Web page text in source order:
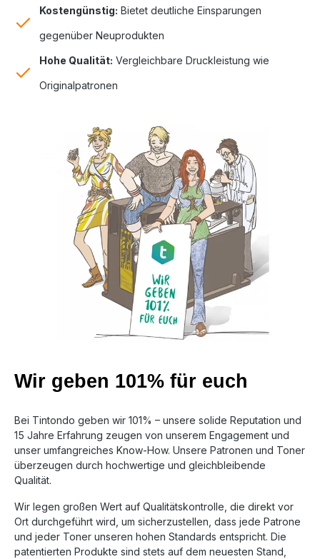
Kostengünstig: Bietet deutliche Einsparungen
gegenüber Neuprodukten
Hohe Qualität: Vergleichbare Druckleistung wie
Originalpatronen
Wir geben 101% für euch
Bei Tintondo geben wir 101% – unsere solide Reputation und
15 Jahre Erfahrung zeugen von unserem Engagement und
unser umfangreiches Know-How. Unsere Patronen und Toner
überzeugen durch hochwertige und gleichbleibende
Qualität.
Wir legen großen Wert auf Qualitätskontrolle, die direkt vor
Ort durchgeführt wird, um sicherzustellen, dass jede Patrone
und jeder Toner unseren hohen Standards entspricht. Die
patentierten Produkte sind stets auf dem neuesten Stand,